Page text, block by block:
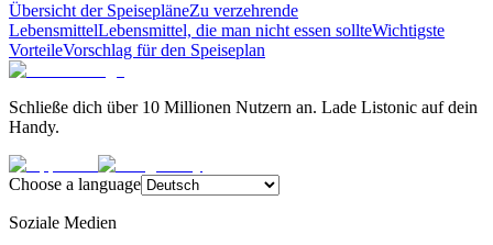
Übersicht der SpeisepläneZu verzehrende
LebensmittelLebensmittel, die man nicht essen sollteWichtigste
VorteileVorschlag für den Speiseplan
Schließe dich über 10 Millionen Nutzern an. Lade Listonic auf dein
Handy.
Choose a language
Soziale Medien